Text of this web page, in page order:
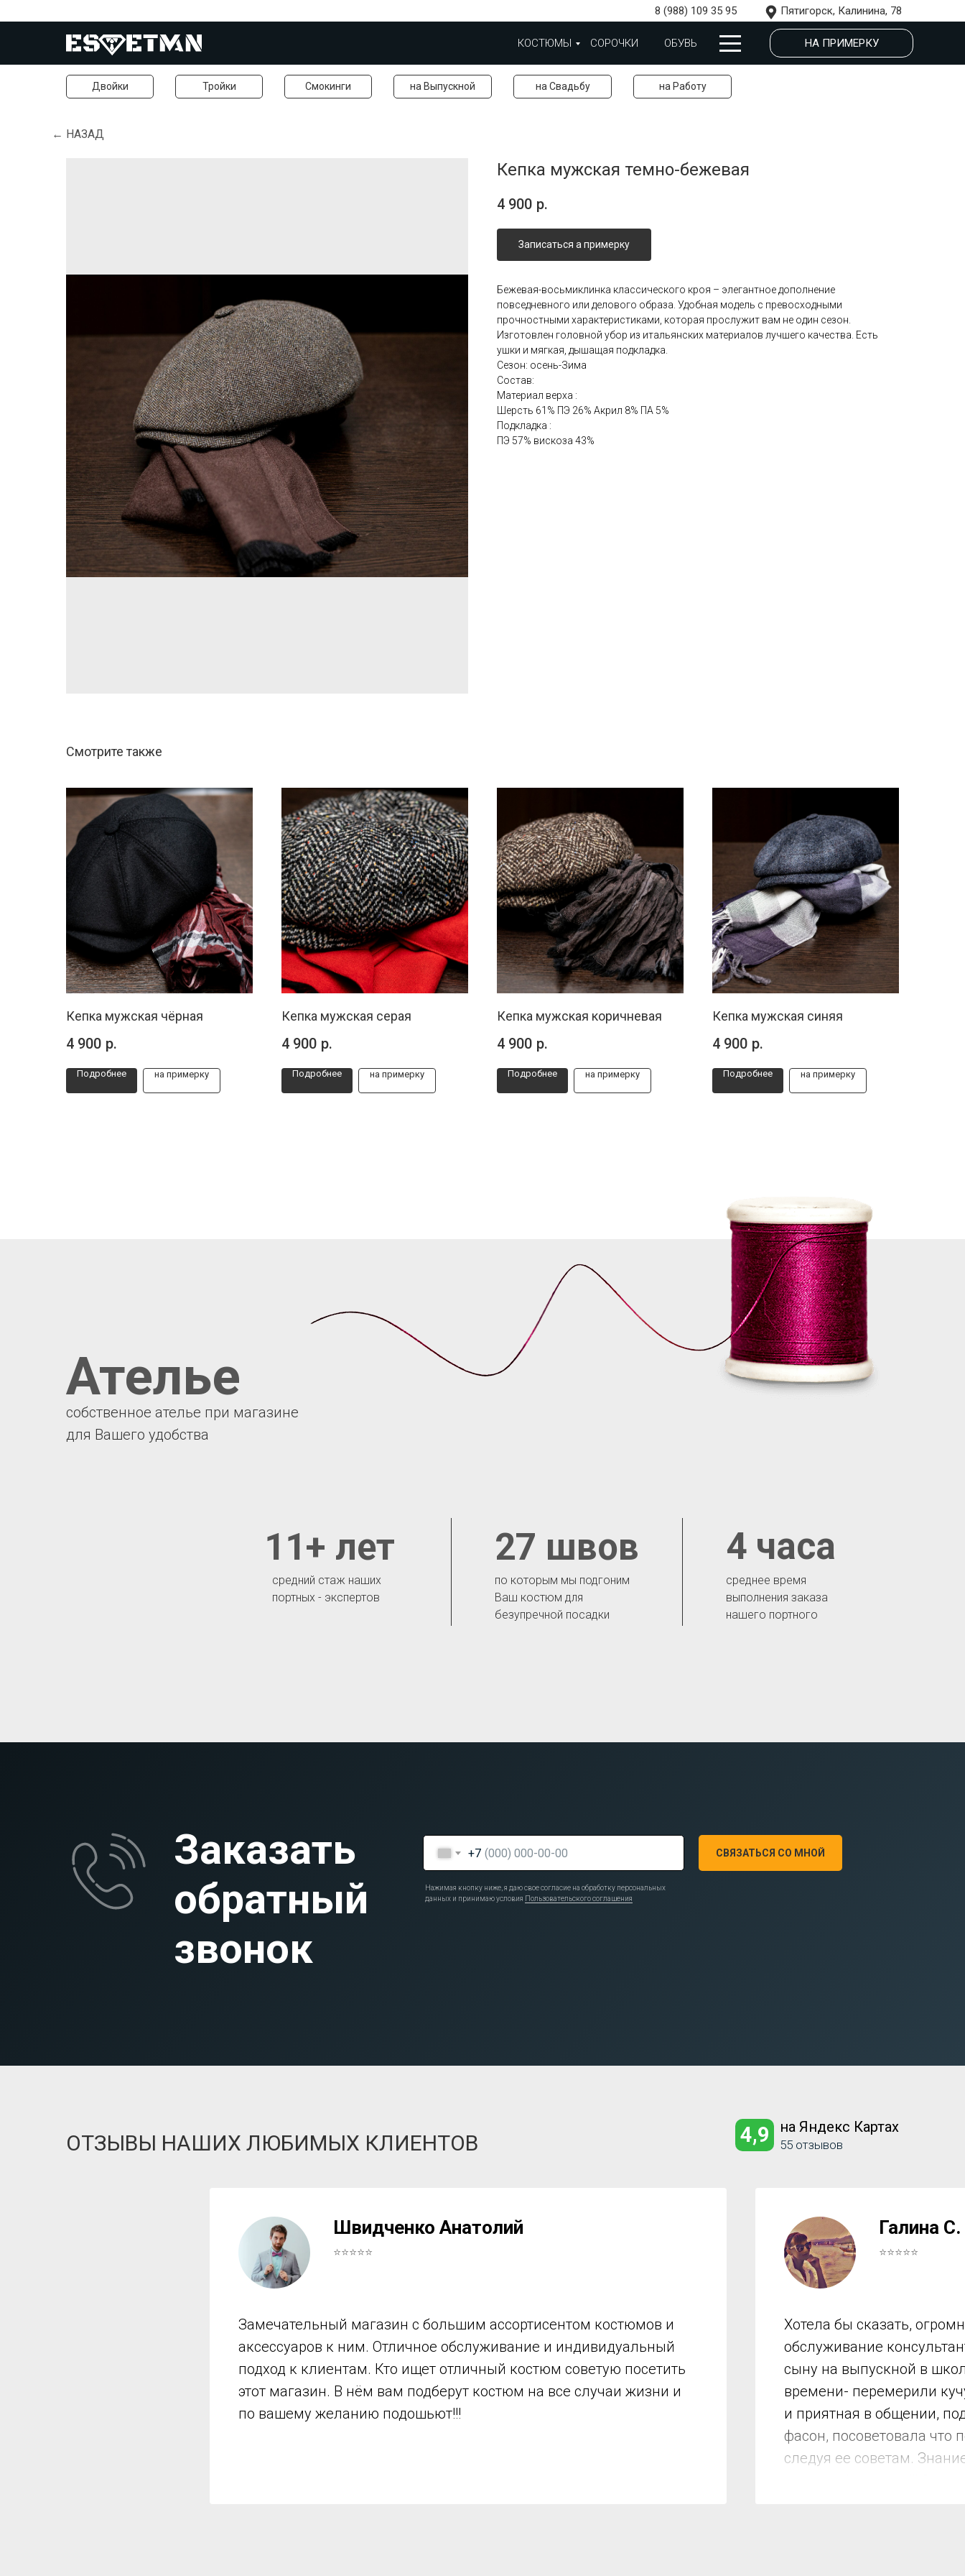
8 (988) 109 35 95 Пятигорск, Калинина, 78
КОСТЮМЫ СОРОЧКИ ОБУВЬ НА ПРИМЕРКУ
Двойки Тройки Смокинги на Выпускной на Свадьбу на Работу
← НАЗАД
Кепка мужская темно-бежевая
4 900 р.
Записаться а примерку
Бежевая-восьмиклинка классического кроя – элегантное дополнение
повседневного или делового образа. Удобная модель с превосходными
прочностными характеристиками, которая прослужит вам не один сезон.
Изготовлен головной убор из итальянских материалов лучшего качества. Есть
ушки и мягкая, дышащая подкладка.
Сезон: осень-Зима
Состав:
Материал верха :
Шерсть 61% ПЭ 26% Акрил 8% ПА 5%
Подкладка :
ПЭ 57% вискоза 43%
Смотрите также
Кепка мужская чёрная
4 900 р.
Подробнее на примерку
Кепка мужская серая
4 900 р.
Подробнее на примерку
Кепка мужская коричневая
4 900 р.
Подробнее на примерку
Кепка мужская синяя
4 900 р.
Подробнее на примерку
среднее время
выполнения заказа
нашего портного
4 часа
по которым мы подгоним
Ваш костюм для
безупречной посадки
27 швов
средний стаж наших
портных - экспертов
11+ лет
Ателье
собственное ателье при магазине
для Вашего удобства
Заказать
обратный
звонок
+7 СВЯЗАТЬСЯ СО МНОЙ
Нажимая кнопку ниже, я даю свое согласие на обработку персональных
данных и принимаю условия Пользовательского соглашения
55 отзывов
на Яндекс Картах
4,9
ОТЗЫВЫ НАШИХ ЛЮБИМЫХ КЛИЕНТОВ
Швидченко Анатолий
⭐⭐⭐⭐⭐
Замечательный магазин с большим ассортисентом костюмов и
аксессуаров к ним. Отличное обслуживание и индивидуальный
подход к клиентам. Кто ищет отличный костюм советую посетить
этот магазин. В нём вам подберут костюм на все случаи жизни и
по вашему желанию подошьют!!!
Галина С.
⭐⭐⭐⭐⭐
Хотела бы сказать,
обслуживание
сыну на выпускной в
времени- перемерили
и приятная в общении,
фасон, посоветовала что
следуя ее советам.